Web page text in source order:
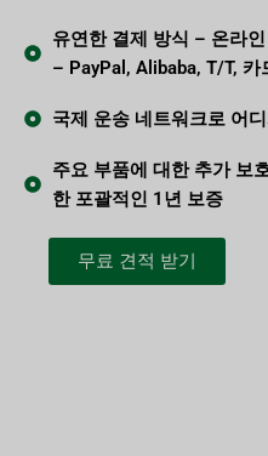
유연한 결제 방식 – 온라
– PayPal, Alibaba, T/T, 카
국제 운송 네트워크로 어
주요 부품에 대한 추가 보
한 포괄적인 1년 보증
무료 견적 받기